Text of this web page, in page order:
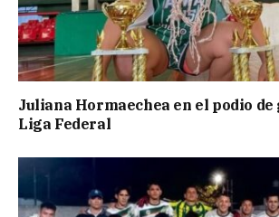
Juliana Hormaechea en el podio de
Liga Federal